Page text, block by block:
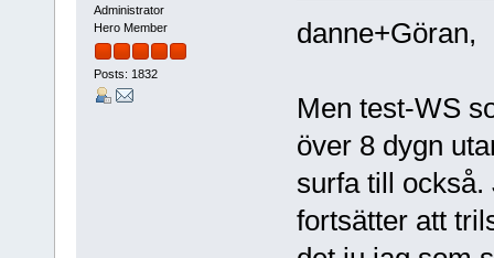
Administrator
Hero Member
Posts: 1832
danne+Göran,
Men test-WS
över 8 dygn
surfa till också.
fortsätter att